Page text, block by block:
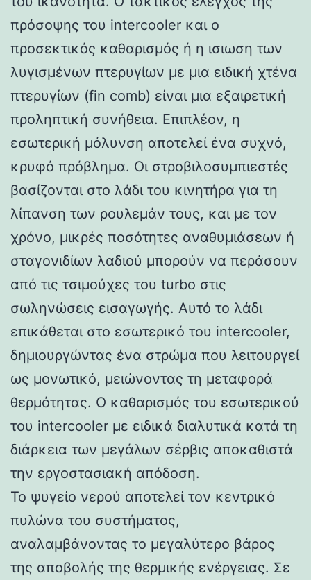
πρόσοψης του intercooler και ο
προσεκτικός καθαρισμός ή η ισιωση των
λυγισμένων πτερυγίων με μια ειδική χτένα
πτερυγίων (fin comb) είναι μια εξαιρετική
προληπτική συνήθεια. Επιπλέον, η
εσωτερική μόλυνση αποτελεί ένα συχνό,
κρυφό πρόβλημα. Οι στροβιλοσυμπιεστές
βασίζονται στο λάδι του κινητήρα για τη
λίπανση των ρουλεμάν τους, και με τον
χρόνο, μικρές ποσότητες αναθυμιάσεων ή
σταγονιδίων λαδιού μπορούν να περάσουν
από τις τσιμούχες του turbo στις
σωληνώσεις εισαγωγής. Αυτό το λάδι
επικάθεται στο εσωτερικό του intercooler,
δημιουργώντας ένα στρώμα που λειτουργεί
ως μονωτικό, μειώνοντας τη μεταφορά
θερμότητας. Ο καθαρισμός του εσωτερικού
του intercooler με ειδικά διαλυτικά κατά τη
διάρκεια των μεγάλων σέρβις αποκαθιστά
την εργοστασιακή απόδοση.
Το ψυγείο νερού αποτελεί τον κεντρικό
πυλώνα του συστήματος,
αναλαμβάνοντας το μεγαλύτερο βάρος
της αποβολής της θερμικής ενέργειας. Σε